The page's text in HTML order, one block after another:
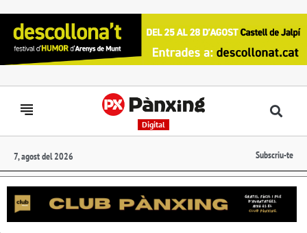
Digital
7, agost del 2026 Subscriu-te